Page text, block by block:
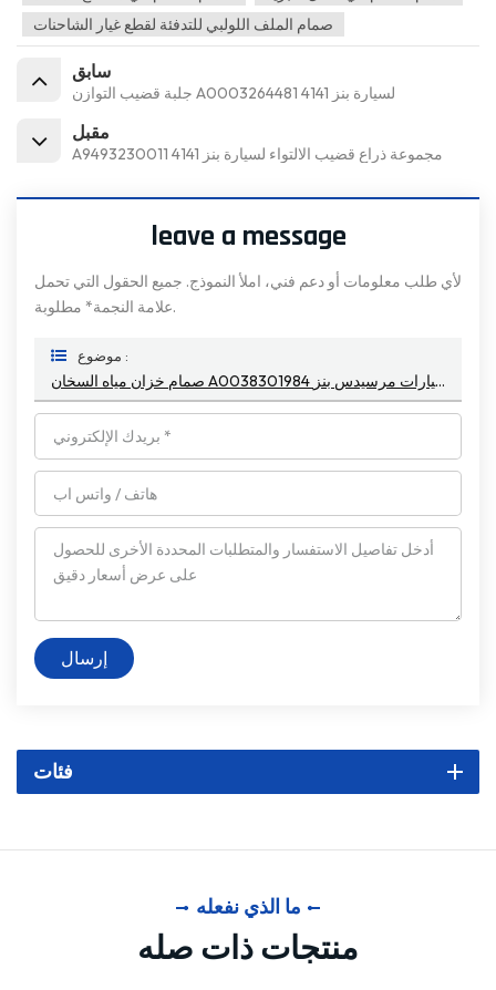
صمام الملف اللولبي للتدفئة لقطع غيار الشاحنات
سابق
جلبة قضيب التوازن A0003264481 لسيارة بنز 4141
مقبل
A9493230011 مجموعة ذراع قضيب الالتواء لسيارة بنز 4141
leave a message
لأي طلب معلومات أو دعم فني، املأ النموذج. جميع الحقول التي تحمل
علامة النجمة* مطلوبة.
موضوع :
صمام خزان مياه السخان A0038301984 لسيارات مرسيدس بنز
إرسال
فئات
ما الذي نفعله
منتجات ذات صله